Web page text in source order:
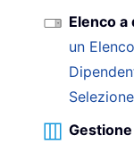
Elenco a
un